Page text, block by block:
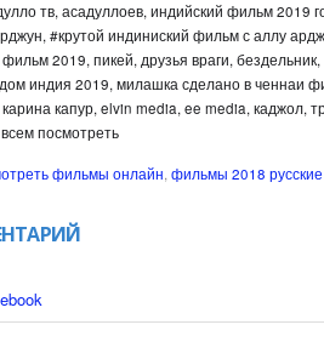
тв, асадуллоев, индийский фильм 2019
#крутой индиниский фильм с аллу
2019, пикей, друзья враги,
индия 2019, милашка сделано в ченнаи
капур, elvin media, ee media, каджол,
посмотреть
фильмы онлайн, фильмы 2018 русские